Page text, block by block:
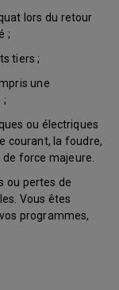
lors du retour
;
tiers ;
une
;
ou électriques
courant, la foudre,
de force majeure.
ou pertes de
Vous êtes
programmes,